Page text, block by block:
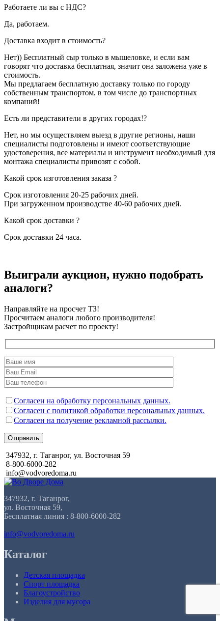
Работаете ли вы с НДС?
Да, работаем.
Доставка входит в стоимость?
Нет)) Бесплатный сыр только в мышеловке, и если вам
говорят что доставка бесплатная, значит она заложена уже в
стоимость.
Мы предлагаем бесплатную доставку только по городу
собственным транспортом, в том числе до транспортных
компаний!
Есть ли представители в других городах!?
Нет, но мы осуществляем выезд в другие регионы, наши
специалисты подготовлены и имеют соответствующие
удостоверения, все материалы и инструмент необходимый для
монтажа специалисты привозят с собой.
Какой срок изготовления заказа ?
Срок изготовления 20-25 рабочих дней.
При загруженном производстве 40-60 рабочих дней.
Какой срок доставки ?
Срок доставки 24 часа.
Выиграли аукцион, нужно подобрать
аналоги?
Направляйте на просчет ТЗ!
Просчитаем аналоги любого производителя!
Застройщикам расчет по проекту!
Согласен на обработку персональных данных.
Согласен с политикой обработки персональных данных.
Согласен на получение рекламной рассылки.
Отправить
347932, г. Таганрог, ул. Восточная 59
8-800-6000-282
info@vodvoredoma.ru
347932, г. Таганрог,
ул. Восточная 59,
Бесплатная линия : 8-800-6000-282
info@vodvoredoma.ru
Каталог
Детская площадка
Спорт площадка
Благоустройство
Изделия для мусора